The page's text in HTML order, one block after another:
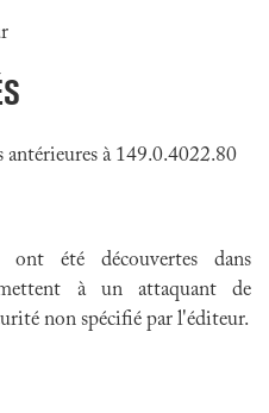
à 149.0.4022.80
ont été découvertes dans
à un attaquant de
non spécifié par l'éditeur.